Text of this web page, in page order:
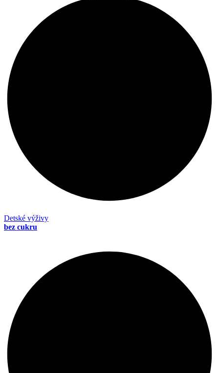
Detské výživy
bez cukru